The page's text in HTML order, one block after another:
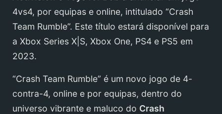
4vs4, por equipas e online, intitulado “Crash
Team Rumble”. Este título estará disponível para
a Xbox Series X|S, Xbox One, PS4 e PS5 em
2023.
“Crash Team Rumble” é um novo jogo de 4-
contra-4, online e por equipas, dentro do
universo vibrante e maluco do Crash